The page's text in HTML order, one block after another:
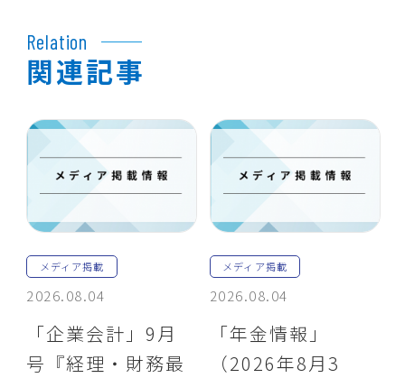
関連記事
Relation
メディア掲載
2026.08.04
「企業会計」9月
号『経理・財務最
メディア掲載
2026.08.04
「年金情報」
（2026年8月3